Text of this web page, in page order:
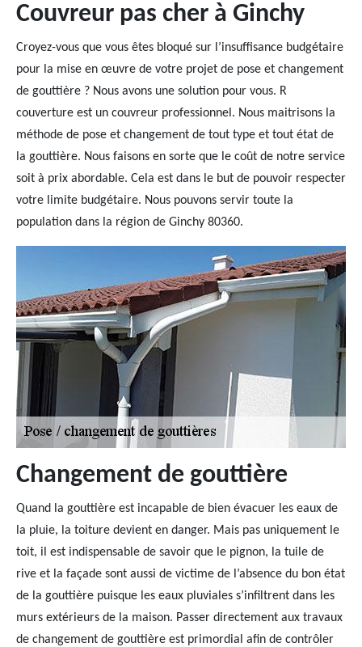
Couvreur pas cher à Ginchy
Croyez-vous que vous êtes bloqué sur l’insuffisance budgétaire
pour la mise en œuvre de votre projet de pose et changement
de gouttière ? Nous avons une solution pour vous. R
couverture est un couvreur professionnel. Nous maitrisons la
méthode de pose et changement de tout type et tout état de
la gouttière. Nous faisons en sorte que le coût de notre service
soit à prix abordable. Cela est dans le but de pouvoir respecter
votre limite budgétaire. Nous pouvons servir toute la
population dans la région de Ginchy 80360.
Changement de gouttière
Quand la gouttière est incapable de bien évacuer les eaux de
la pluie, la toiture devient en danger. Mais pas uniquement le
toit, il est indispensable de savoir que le pignon, la tuile de
rive et la façade sont aussi de victime de l’absence du bon état
de la gouttière puisque les eaux pluviales s’infiltrent dans les
murs extérieurs de la maison. Passer directement aux travaux
de changement de gouttière est primordial afin de contrôler